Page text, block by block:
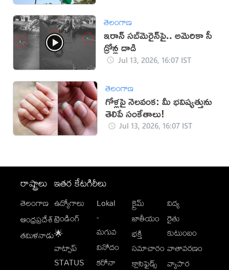
తెలంగాణ
ఇరాన్‌ సబ్‌మెరైన్‌పై.. అమెరికా సీ
డ్రోన్ల దాడి
Jul 13, 2026, 16:07 IST
తెలంగాణ
గోళ్లపై నెలవంక: మీ భవిష్యత్తును
తెలిపే సంకేతాలు!
Jul 13, 2026, 16:07 IST
రాష్ట్రాలు
తెలంగాణ
ఆంధ్రప్రదేశ్
తమిళనాడు
ఇతర కేటగిరీలు
ఉద్యోగాలు
ట్రెండింగ్
🌟
వాట్సాప్
STATUS
Lokal
-
మగువ
వినోదం
కరోనా
క్రైమ్
జాతీయం
భక్తి
సమాచారం
క్లాసిఫైడ్స్
విద్య
రైతు
కుటుంబం
వాతావరణం
వ్యాపార